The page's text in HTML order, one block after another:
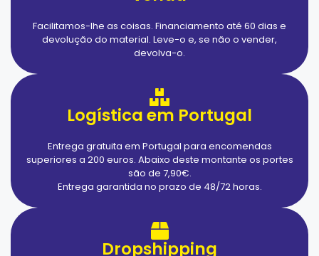
Facilitamos-lhe as coisas. Financiamento até 60 dias e
devolução do material. Leve-o e, se não o vender,
devolva-o.
Logística em Portugal
Entrega gratuita em Portugal para encomendas
superiores a 200 euros. Abaixo deste montante os portes
são de 7,90€.
Entrega garantida no prazo de 48/72 horas.
Dropshipping